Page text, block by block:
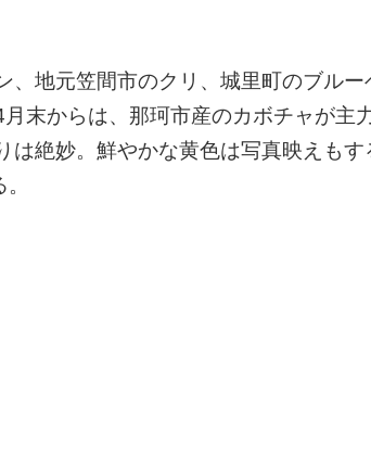
地元笠間市のクリ、城里町のブルー
末からは、那珂市産のカボチャが主
は絶妙。鮮やかな黄色は写真映えもす